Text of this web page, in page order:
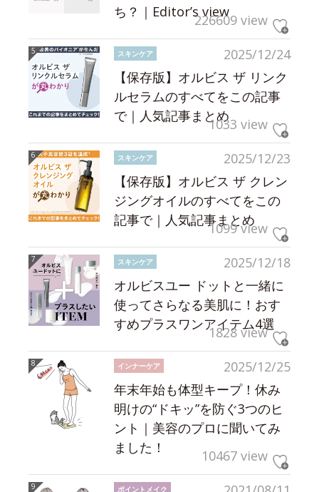
ち？｜Editor’s view226609 view
2025/12/24
スキンケア
【保存版】オルビス ザ リンク
ルセラムのすべてをこの記事
で｜人気記事まとめ1033 view
2025/12/23
スキンケア
【保存版】オルビス ザ クレン
ジングオイルのすべてをこの
記事で｜人気記事まとめ
1099 view
2025/12/18
スキンケア
オルビスユー ドットと一緒に
使ってさらなる美肌に！おす
すめプラスワンアイテム4選
1828 view
2025/12/25
インナーケア
年末年始も体型キープ！休み
明けの“ドキッ”を防ぐ3つのヒ
ント｜美容のプロに聞いてみ
ました！
10467 view
ポイントメイク